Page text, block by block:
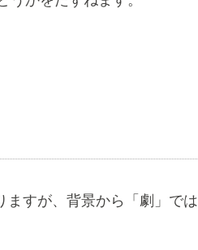
ますが、背景から「劇」では